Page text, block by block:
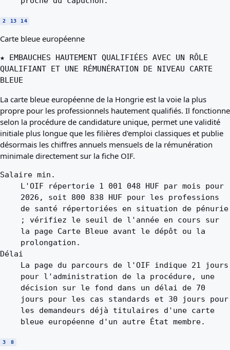
2 13 14
Carte bleue européenne
★ EMBAUCHES HAUTEMENT QUALIFIÉES AVEC UN RÔLE
QUALIFIANT ET UNE RÉMUNÉRATION DE NIVEAU CARTE
BLEUE
La carte bleue européenne de la Hongrie est la voie la plus
propre pour les professionnels hautement qualifiés. Il fonctionne
selon la procédure de candidature unique, permet une validité
initiale plus longue que les filières d'emploi classiques et publie
désormais les chiffres annuels mensuels de la rémunération
minimale directement sur la fiche OIF.
Salaire min.
L'OIF répertorie 1 001 048 HUF par mois pour
2026, soit 800 838 HUF pour les professions
de santé répertoriées en situation de pénurie
; vérifiez le seuil de l'année en cours sur
la page Carte Bleue avant le dépôt ou la
prolongation.
Délai
La page du parcours de l'OIF indique 21 jours
pour l'administration de la procédure, une
décision sur le fond dans un délai de 70
jours pour les cas standards et 30 jours pour
les demandeurs déjà titulaires d'une carte
bleue européenne d'un autre État membre.
3 8